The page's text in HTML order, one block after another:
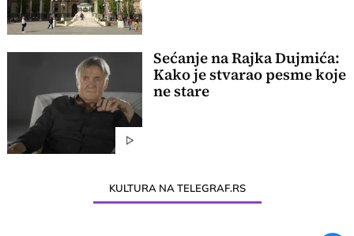
Sećanje na Rajka Dujmića:
Kako je stvarao pesme koje
ne stare
KULTURA NA TELEGRAF.RS